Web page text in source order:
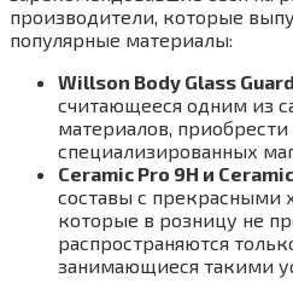
производители, которые
популярные материалы:
Willson Body Glass Guard
считающееся одним из
материалов,
специализированных
Ceramic Pro 9H и
составы с прекрасными
которые в розницу не
распространяются
занимающиеся такими